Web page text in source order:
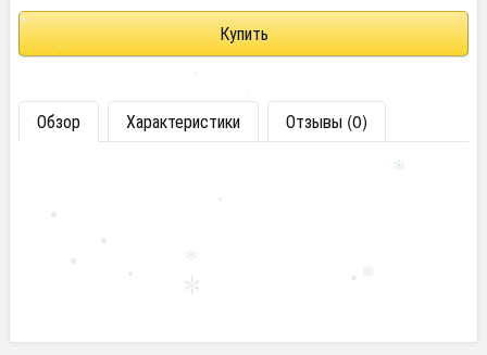
Обзор Характеристики Отзывы (0)